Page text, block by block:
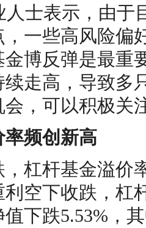
士表示，由于
一些高风险偏
博反弹是最重
续走高，导致多
会，可以积极关
频创新高
杆基金溢价
利空下收跌，杠
下跌5.53%，